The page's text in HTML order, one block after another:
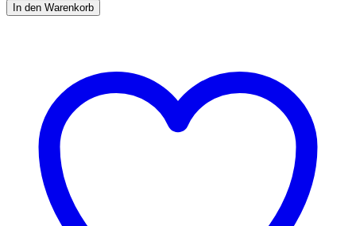
In den Warenkorb